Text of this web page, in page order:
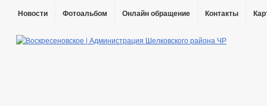
Новости Фотоальбом Онлайн обращение Контакты